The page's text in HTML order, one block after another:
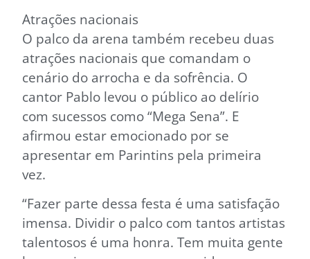
Atrações nacionais
O palco da arena também recebeu duas
atrações nacionais que comandam o
cenário do arrocha e da sofrência. O
cantor Pablo levou o público ao delírio
com sucessos como “Mega Sena”. E
afirmou estar emocionado por se
apresentar em Parintins pela primeira
vez.
“Fazer parte dessa festa é uma satisfação
imensa. Dividir o palco com tantos artistas
talentosos é uma honra. Tem muita gente